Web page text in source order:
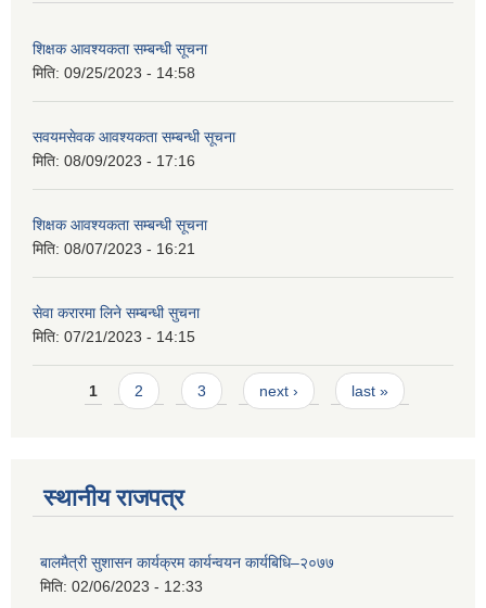
शिक्षक आवश्यकता सम्बन्धी सूचना
मिति: 09/25/2023 - 14:58
सवयमसेवक आवश्यकता सम्बन्धी सूचना
मिति: 08/09/2023 - 17:16
शिक्षक आवश्यकता सम्बन्धी सूचना
मिति: 08/07/2023 - 16:21
सेवा करारमा लिने सम्बन्धी सुचना
मिति: 07/21/2023 - 14:15
Pages
1 2 3 next › last »
स्थानीय राजपत्र
बालमैत्री सुशासन कार्यक्रम कार्यन्वयन कार्यबिधि–२०७७
मिति: 02/06/2023 - 12:33